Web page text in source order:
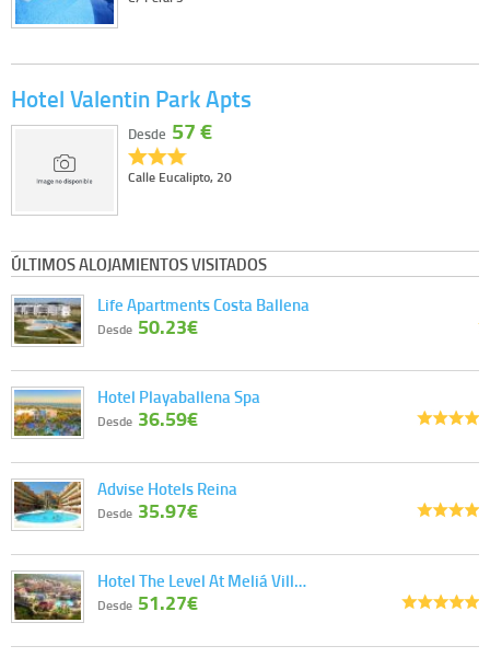
Hotel Valentin Park Apts
Calle Eucalipto, 20
Desde 57 €
ÚLTIMOS ALOJAMIENTOS VISITADOS
Life Apartments Costa Ballena
Desde 50.23€
Hotel Playaballena Spa
Desde 36.59€
Advise Hotels Reina
Desde 35.97€
Hotel The Level At Meliá Vill…
Desde 51.27€